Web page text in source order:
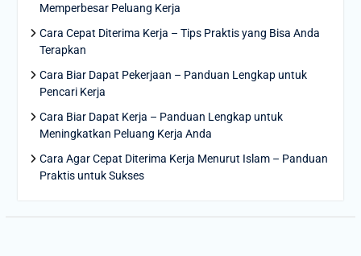
Memperbesar Peluang Kerja
Cara Cepat Diterima Kerja – Tips Praktis yang Bisa Anda
Terapkan
Cara Biar Dapat Pekerjaan – Panduan Lengkap untuk
Pencari Kerja
Cara Biar Dapat Kerja – Panduan Lengkap untuk
Meningkatkan Peluang Kerja Anda
Cara Agar Cepat Diterima Kerja Menurut Islam – Panduan
Praktis untuk Sukses